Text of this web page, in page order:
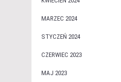
MARZEC 2024
STYCZEŃ 2024
CZERWIEC 2023
MAJ 2023